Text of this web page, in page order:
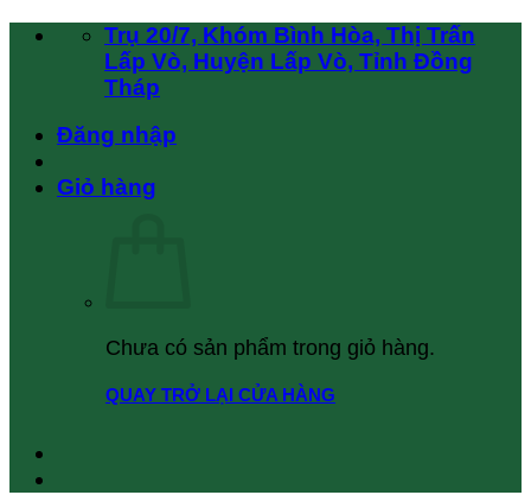
Chuyển
Trụ 20/7, Khóm Bình Hòa, Thị Trấn
Lấp Vò, Huyện Lấp Vò, Tỉnh Đồng
Tháp
Đăng nhập
Giỏ hàng
Chưa có sản phẩm trong giỏ hàng.
QUAY TRỞ LẠI CỬA HÀNG